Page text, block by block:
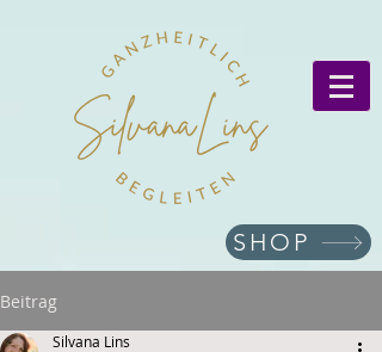
SHOP
Beitrag
Silvana Lins